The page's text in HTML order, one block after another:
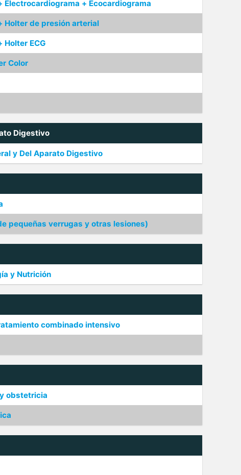
Electrocardiograma + Ecocardiograma
Holter de presión arterial
Holter ECG
Color
Digestivo
y Del Aparato Digestivo
pequeñas verrugas y otras lesiones)
y Nutrición
combinado intensivo
obstetricia